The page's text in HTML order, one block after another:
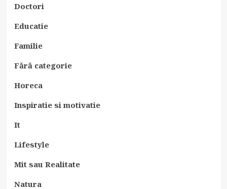
Doctori
Educatie
Familie
Fără categorie
Horeca
Inspiratie si motivatie
It
Lifestyle
Mit sau Realitate
Natura